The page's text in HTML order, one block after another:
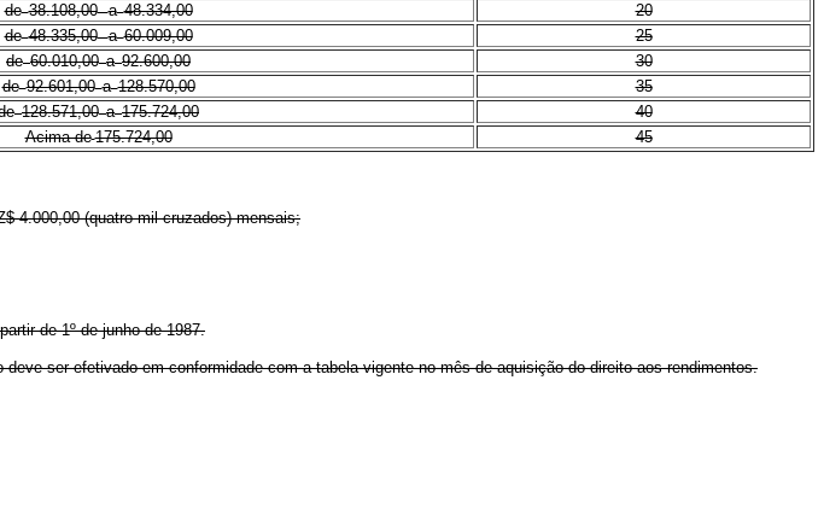
de 38.108,00 a 48.334,00
20
de 48.335,00 a 60.009,00
25
de 60.010,00 a 92.600,00
30
de 92.601,00 a 128.570,00
35
128.571,00 a 175.724,00
40
Acima de 175.724,00 45
4.000,00 (quatro mil cruzados) mensais;
de 1º de junho de 1987.
ser efetivado em conformidade com a tabela vigente no mês de aquisição do direito aos rendimentos.